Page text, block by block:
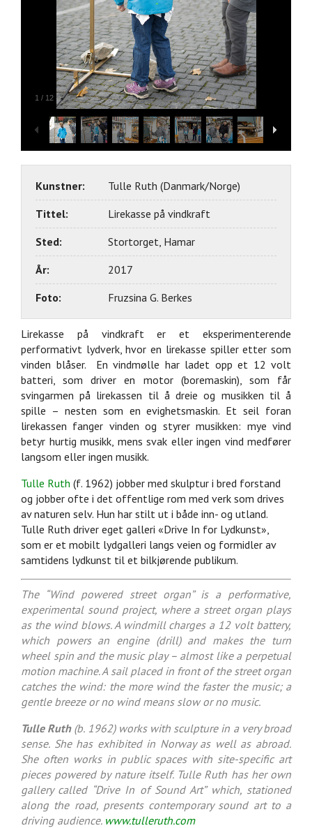
1 / 12
Kunstner:
Tulle Ruth (Danmark/Norge)
Tittel:
Lirekasse på vindkraft
Sted:
Stortorget, Hamar
År:
2017
Foto:
Fruzsina G. Berkes
Lirekasse på vindkraft er et eksperimenterende
performativt lydverk, hvor en lirekasse spiller etter som
vinden blåser. En vindmølle har ladet opp et 12 volt
batteri, som driver en motor (boremaskin), som får
svingarmen på lirekassen til å dreie og musikken til å
spille – nesten som en evighetsmaskin. Et seil foran
lirekassen fanger vinden og styrer musikken: mye vind
betyr hurtig musikk, mens svak eller ingen vind medfører
langsom eller ingen musikk.
Tulle Ruth (f. 1962) jobber med skulptur i bred forstand
og jobber ofte i det offentlige rom med verk som drives
av naturen selv. Hun har stilt ut i både inn- og utland.
Tulle Ruth driver eget galleri «Drive In for Lydkunst»,
som er et mobilt lydgalleri langs veien og formidler av
samtidens lydkunst til et bilkjørende publikum.
The “Wind powered street organ” is a performative,
experimental sound project, where a street organ plays
as the wind blows. A windmill charges a 12 volt battery,
which powers an engine (drill) and makes the turn
wheel spin and the music play – almost like a perpetual
motion machine. A sail placed in front of the street organ
catches the wind: the more wind the faster the music; a
gentle breeze or no wind means slow or no music.
Tulle Ruth(b. 1962) works with sculpture in a very broad
sense. She has exhibited in Norway as well as abroad.
She often works in public spaces with site-specific art
pieces powered by nature itself. Tulle Ruth has her own
gallery called “Drive In of Sound Art” which, stationed
along the road, presents contemporary sound art to a
driving audience. www.tulleruth.com